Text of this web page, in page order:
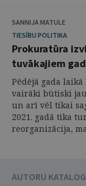
SANNIJA MATULE
TIESĪBU POLITIKA
Prokuratūra
tuvākajiem
Pēdējā gada
vairāki būtiski
un arī vēl tikai
2021. gadā tika
reorganizācija,
AUTORU